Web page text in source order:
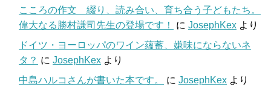
こころの作文 綴り、読み合い、育ち合う子どもたち。
偉大なる勝村謙司先生の登場です！
に JosephKex より
ドイツ・ヨーロッパのワイン蘊蓄、嫌味にならないネ
タ？ に JosephKex より
中島ハルコさんが書いた本です。
に JosephKex より